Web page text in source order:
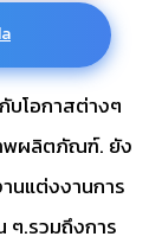
บโอกาสต่างๆ
าพผลิตภัณฑ์. ยัง
นแต่งงานการ
ๆ.รวมถึงการ